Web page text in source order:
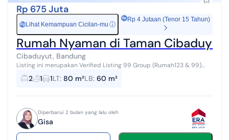
Rp 675 Juta
Rp Lihat Kemampuan Cicilan-mu ⓘ
Rp 4 Jutaan (Tenor 15 Tahun)
Rumah Nyaman di Taman Cibaduyut
Cibaduyut, Bandung
Listing ini merupakan Verified Listing 99 Group (Rumah123 & 99)
Tim 99 Group sudah melakukan pengecekan dokumen, lokasi asli,
dan harga sesuai Sila...
2 1 1LT: 80 m²LB: 60 m²
Diperbarui 2 bulan yang lalu oleh
Gisa